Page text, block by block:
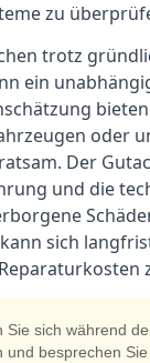
zu
trotz
ein
oder
Der
und die
sich
Sie sich während
und besprechen